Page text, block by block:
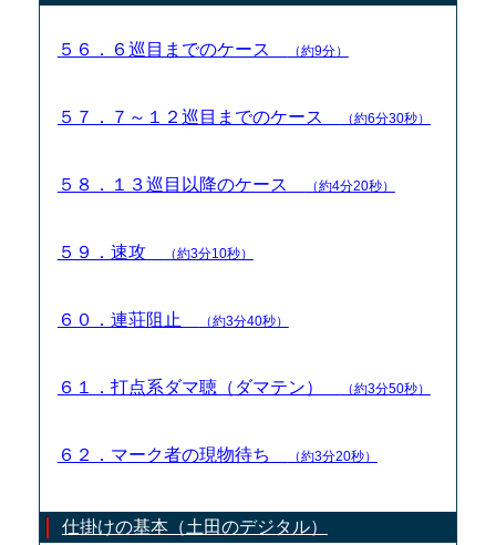
５６．６巡目までのケース （約9分）
５７．７～１２巡目までのケース （約6分30秒）
５８．１３巡目以降のケース （約4分20秒）
５９．速攻 （約3分10秒）
６０．連荘阻止 （約3分40秒）
６１．打点系ダマ聴（ダマテン） （約3分50秒）
６２．マーク者の現物待ち （約3分20秒）
仕掛けの基本（土田のデジタル）